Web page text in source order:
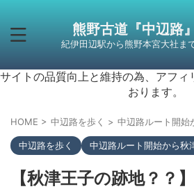
熊野古道『中辺路
紀伊田辺駅から熊野本宮大社ま
サイトの品質向上と維持の為、アフィ
おります。
HOME > 中辺路を歩く > 中辺路ルート開始
中辺路を歩く 中辺路ルート開始から秋
【秋津王子の跡地？？